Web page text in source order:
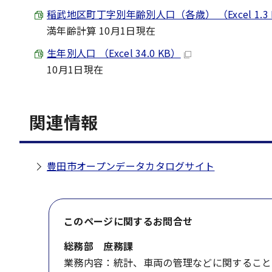
稲武地区町丁字別年齢別人口（各歳） （Excel 1.3
満年齢計算 10月1日現在
生年別人口 （Excel 34.0 KB）
10月1日現在
関連情報
豊田市オープンデータカタログサイト
このページに関するお問合せ
総務部 庶務課
業務内容：統計、車両の管理などに関すること